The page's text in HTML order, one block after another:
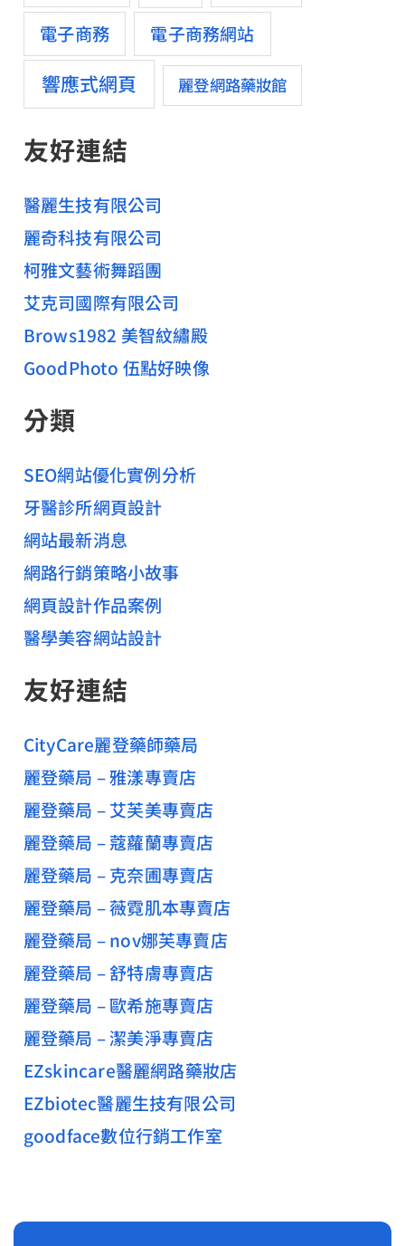
電子商務 電子商務網站
響應式網頁 麗登網路藥妝館
友好連結
醫麗生技有限公司
麗奇科技有限公司
柯雅文藝術舞蹈團
艾克司國際有限公司
Brows1982 美智紋繡殿
GoodPhoto 伍點好映像
分類
SEO網站優化實例分析
牙醫診所網頁設計
網站最新消息
網路行銷策略小故事
網頁設計作品案例
醫學美容網站設計
友好連結
CityCare麗登藥師藥局
麗登藥局 – 雅漾專賣店
麗登藥局 – 艾芙美專賣店
麗登藥局 – 蔻蘿蘭專賣店
麗登藥局 – 克奈圃專賣店
麗登藥局 – 薇霓肌本專賣店
麗登藥局 – nov娜芙專賣店
麗登藥局 – 舒特膚專賣店
麗登藥局 – 歐希施專賣店
麗登藥局 – 潔美淨專賣店
EZskincare醫麗網路藥妝店
EZbiotec醫麗生技有限公司
goodface數位行銷工作室